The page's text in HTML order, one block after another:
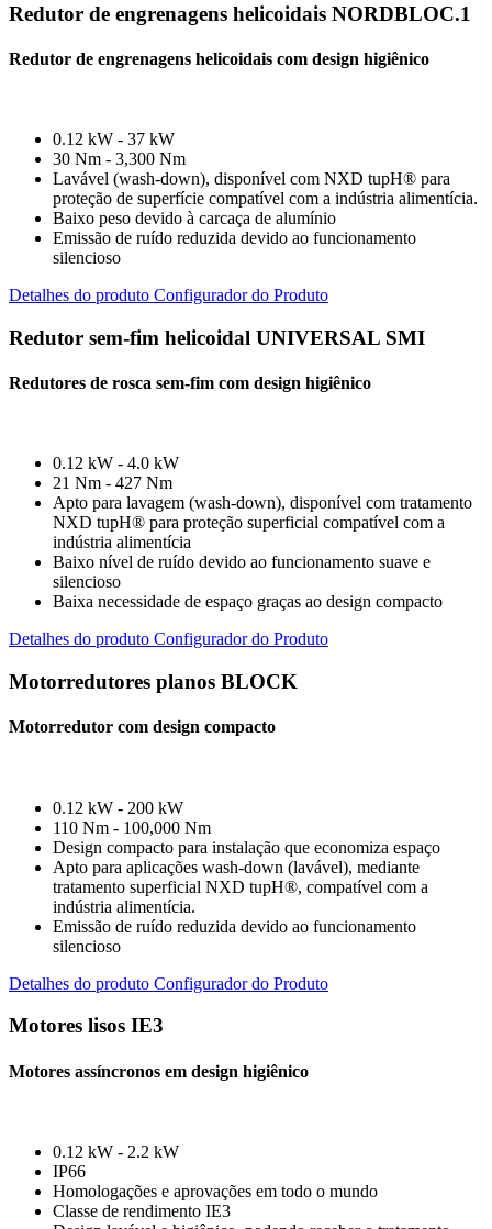
Redutor de engrenagens helicoidais NORDBLOC.1
Redutor de engrenagens helicoidais com design higiênico
0.12 kW - 37 kW
30 Nm - 3,300 Nm
Lavável (wash-down), disponível com NXD tupH® para
proteção de superfície compatível com a indústria alimentícia.
Baixo peso devido à carcaça de alumínio
Emissão de ruído reduzida devido ao funcionamento
silencioso
Detalhes do produto Configurador do Produto
Redutor sem-fim helicoidal UNIVERSAL SMI
Redutores de rosca sem-fim com design higiênico
0.12 kW - 4.0 kW
21 Nm - 427 Nm
Apto para lavagem (wash-down), disponível com tratamento
NXD tupH® para proteção superficial compatível com a
indústria alimentícia
Baixo nível de ruído devido ao funcionamento suave e
silencioso
Baixa necessidade de espaço graças ao design compacto
Detalhes do produto Configurador do Produto
Motorredutores planos BLOCK
Motorredutor com design compacto
0.12 kW - 200 kW
110 Nm - 100,000 Nm
Design compacto para instalação que economiza espaço
Apto para aplicações wash-down (lavável), mediante
tratamento superficial NXD tupH®, compatível com a
indústria alimentícia.
Emissão de ruído reduzida devido ao funcionamento
silencioso
Detalhes do produto Configurador do Produto
Motores lisos IE3
Motores assíncronos em design higiênico
0.12 kW - 2.2 kW
IP66
Homologações e aprovações em todo o mundo
Classe de rendimento IE3